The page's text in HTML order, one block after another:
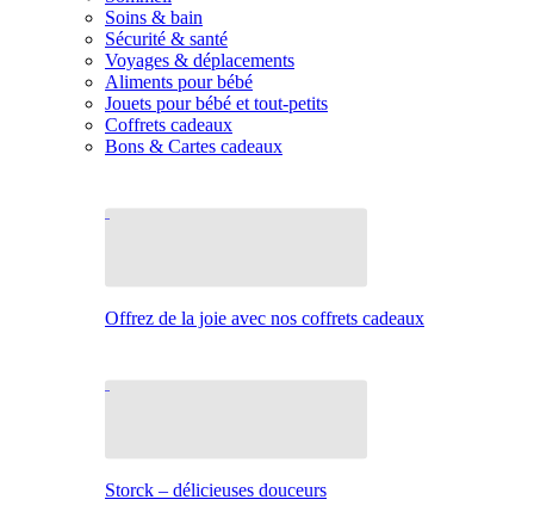
Soins & bain
Sécurité & santé
Voyages & déplacements
Aliments pour bébé
Jouets pour bébé et tout-petits
Coffrets cadeaux
Bons & Cartes cadeaux
Offrez de la joie avec nos coffrets cadeaux
Storck – délicieuses douceurs